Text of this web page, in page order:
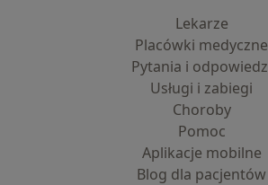
Lekarze
Placówki medyczne
Pytania i
Usługi i zabiegi
Choroby
Pomoc
Aplikacje mobilne
Blog dla pacjentów